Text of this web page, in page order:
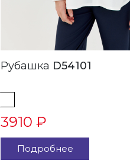
Рубашка D54101
3910 ₽
Подробнее